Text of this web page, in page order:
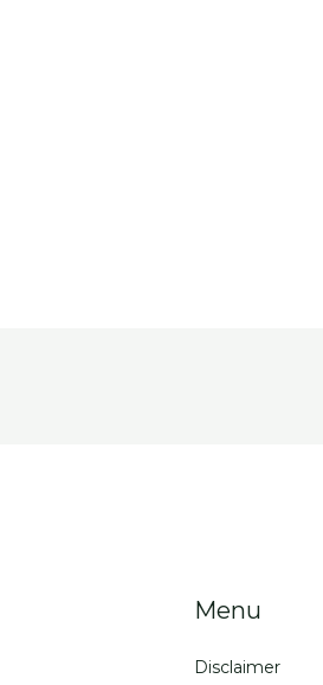
Menu
Disclaimer